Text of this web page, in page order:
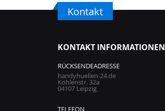
Kontakt
KONTAKT INFORMATIONEN
RÜCKSENDEADRESSE
handyhuellen-24.de
Kohlenstr. 32a
04107 Leipzig
TELEFON